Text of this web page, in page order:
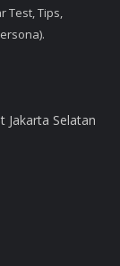
Test, Tips,
Jakarta Selatan